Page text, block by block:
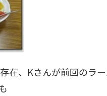
在、Kさんが前回のラ